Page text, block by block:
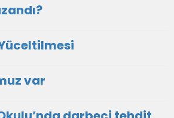
var